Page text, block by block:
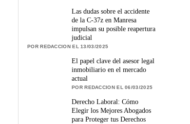
Las dudas sobre el accidente
de la C-37z en Manresa
impulsan su posible reapertura
judicial
POR REDACCION EL 13/03/2025
El papel clave del asesor legal
inmobiliario en el mercado
actual
POR REDACCION EL 06/03/2025
Derecho Laboral: Cómo
Elegir los Mejores Abogados
para Proteger tus Derechos